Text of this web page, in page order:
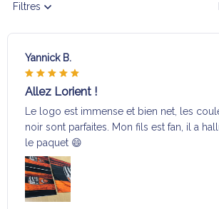
Filtres
Yannick B.
Allez Lorient !
Le logo est immense et bien net, les
noir sont parfaites. Mon fils est fan, il a
le paquet 😄